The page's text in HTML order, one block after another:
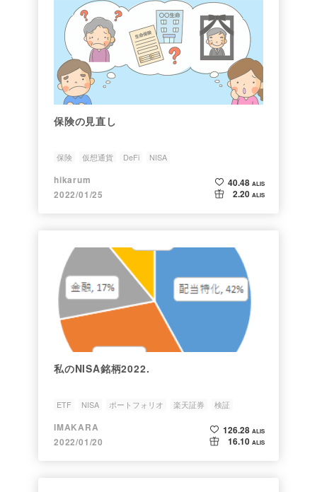
保険の見直し
保険 仮想通貨 DeFi NISA
hikarum
2022/01/25
40.48 ALIS
2.20 ALIS
私のNISA銘柄2022.
ETF NISA ポートフォリオ 楽天証券 検証
IMAKARA
2022/01/20
126.28 ALIS
16.10 ALIS